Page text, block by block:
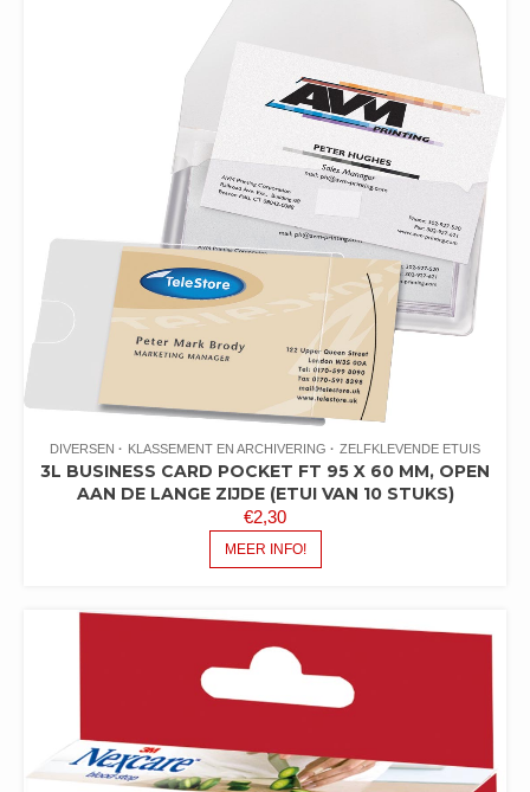
DIVERSEN KLASSEMENT EN ARCHIVERING ZELFKLEVENDE ETUIS
3L BUSINESS CARD POCKET FT 95 X 60 MM, OPEN
AAN DE LANGE ZIJDE (ETUI VAN 10 STUKS)
€2,30
MEER INFO!